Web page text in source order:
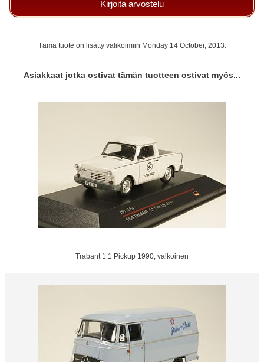
Kirjoita arvostelu
Tämä tuote on lisätty valikoimiin Monday 14 October, 2013.
Asiakkaat jotka ostivat tämän tuotteen ostivat myös...
Trabant 1.1 Pickup 1990, valkoinen